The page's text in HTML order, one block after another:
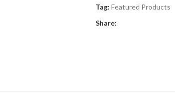
Tag: Featured Products
Share: